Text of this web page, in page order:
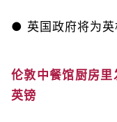
● 英国政府将为英
伦敦中餐馆厨房
英镑